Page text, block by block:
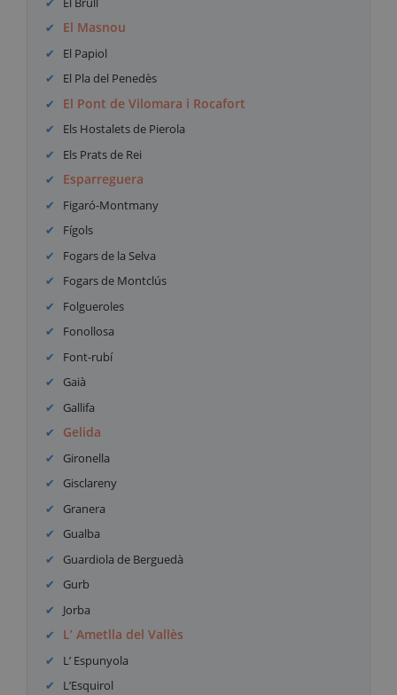
El Masnou
El Papiol
El Pla del Penedès
El Pont de Vilomara i Rocafort
Els Hostalets de Pierola
Els Prats de Rei
Esparreguera
Figaró-Montmany
Fígols
Fogars de la Selva
Fogars de Montclús
Folgueroles
Fonollosa
Font-rubí
Gaià
Gallifa
Gelida
Gironella
Gisclareny
Granera
Gualba
Guardiola de Berguedà
Gurb
Jorba
L’ Ametlla del Vallès
L’ Espunyola
L’Esquirol